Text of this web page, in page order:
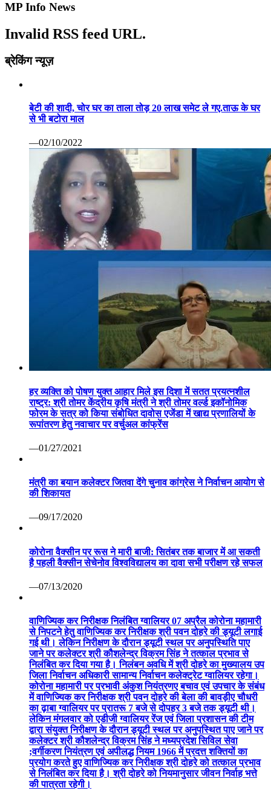
MP Info News
Invalid RSS feed URL.
ब्रेकिंग न्यूज़
बेटी की शादी, चोर घर का ताला तोड़ 20 लाख समेट ले गए.ताऊ के घर
से भी बटोरा माल
—02/10/2022
हर व्यक्ति को पोषण युक्त आहार मिले इस दिशा में सतत प्रयत्नशील
राष्ट्र: श्री तोमर केंद्रीय कृषि मंत्री ने श्री तोमर वर्ल्ड इकॉनोमिक
फोरम के सत्र को किया संबोधित दावोस एजेंडा में खाद्य प्रणालियों के
रूपांतरण हेतु नवाचार पर वर्चुअल कांफ्रेंस
—01/27/2021
मंत्री का बयान कलेक्टर जितवा देंगे चुनाव कांग्रेस ने निर्वाचन आयोग से
की शिकायत
—09/17/2020
कोरोना वैक्सीन पर रूस ने मारी बाजी: सितंबर तक बाजार में आ सकती
है पहली वैक्सीन सेचेनोव विश्वविद्यालय का दावा सभी परीक्षण रहे सफल
—07/13/2020
वाणिज्यिक कर निरीक्षक निलंबित ग्वालियर 07 अप्रैल कोरोना महामारी
से निपटने हेतु वाणिज्यिक कर निरीक्षक श्री पवन दोहरे की ड्यूटी लगाई
गई थी। लेकिन निरीक्षण के दौरान ड्यूटी स्थल पर अनुपस्थिति पाए
जाने पर कलेक्टर श्री कौशलेन्द्र विक्रम सिंह ने तत्काल प्रभाव से
निलंबित कर दिया गया है। निलंबन अवधि में श्री दोहरे का मुख्यालय उप
जिला निर्वाचन अधिकारी सामान्य निर्वाचन कलेक्ट्रेट ग्वालियर रहेगा।
कोरोना महामारी पर प्रभावी अंकुश नियंत्रणए बचाव एवं उपचार के संबंध
में वाणिज्यिक कर निरीक्षक श्री पवन दोहरे की बेला की बावड़ीए चौधरी
का ढ़ाबा ग्वालियर पर प्रातरू 7 बजे से दोपहर 3 बजे तक ड्यूटी थी।
लेकिन मंगलवार को एडीजी ग्वालियर रेंज एवं जिला प्रशासन की टीम
द्वारा संयुक्त निरीक्षण के दौरान ड्यूटी स्थल पर अनुपस्थित पाए जाने पर
कलेक्टर श्री कौशलेन्द्र विक्रम सिंह ने मध्यप्रदेश सिविल सेवा
;वर्गीकरण नियंत्रण एवं अपीलद्ध नियम 1966 में प्रदत्त शक्तियों का
प्रयोग करते हुए वाणिज्यिक कर निरीक्षक श्री दोहरे को तत्काल प्रभाव
से निलंबित कर दिया है। श्री दोहरे को नियमानुसार जीवन निर्वाह भत्ते
की पात्रता रहेगी।